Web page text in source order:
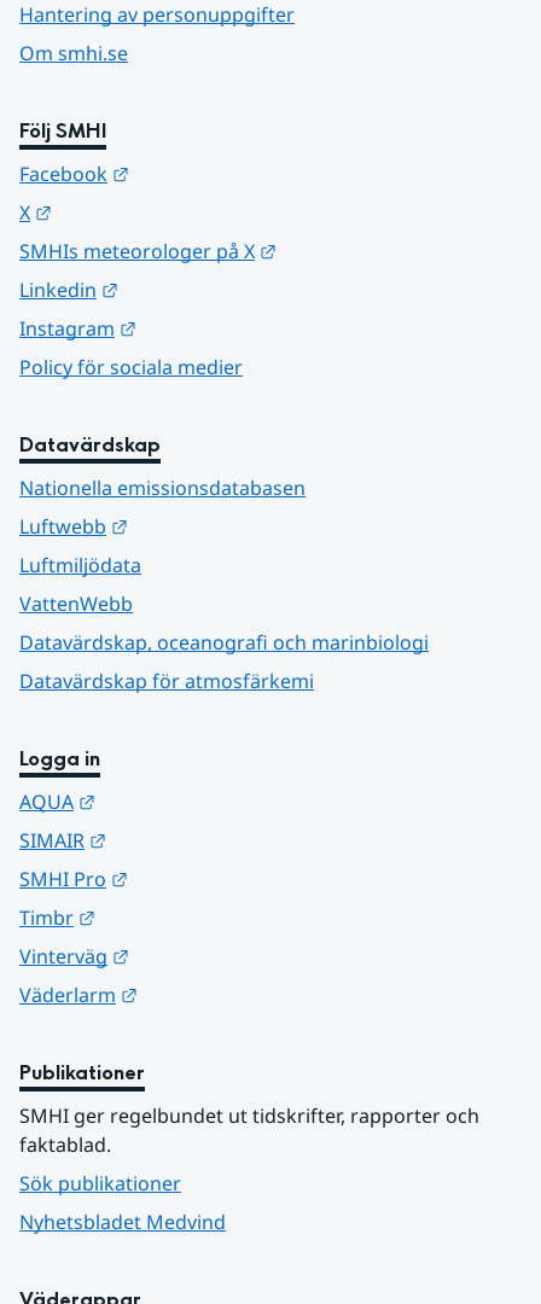
Hantering av personuppgifter
Om smhi.se
Följ SMHI
Facebook
X
SMHIs meteorologer på X
Linkedin
Instagram
Policy för sociala medier
Datavärdskap
Nationella emissionsdatabasen
Luftwebb
Luftmiljödata
VattenWebb
Datavärdskap, oceanografi och marinbiologi
Datavärdskap för atmosfärkemi
Logga in
AQUA
SIMAIR
SMHI Pro
Timbr
Vinterväg
Väderlarm
Publikationer
SMHI ger regelbundet ut tidskrifter, rapporter och
faktablad.
Sök publikationer
Nyhetsbladet Medvind